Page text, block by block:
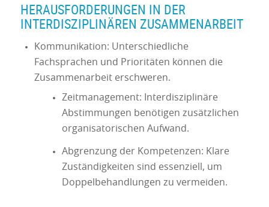
HERAUSFORDERUNGEN IN DER
INTERDISZIPLINÄREN ZUSAMMENARBEIT
Kommunikation: Unterschiedliche
Fachsprachen und Prioritäten können die
Zusammenarbeit erschweren.
Zeitmanagement: Interdisziplinäre
Abstimmungen benötigen zusätzlichen
organisatorischen Aufwand.
Abgrenzung der Kompetenzen: Klare
Zuständigkeiten sind essenziell, um
Doppelbehandlungen zu vermeiden.